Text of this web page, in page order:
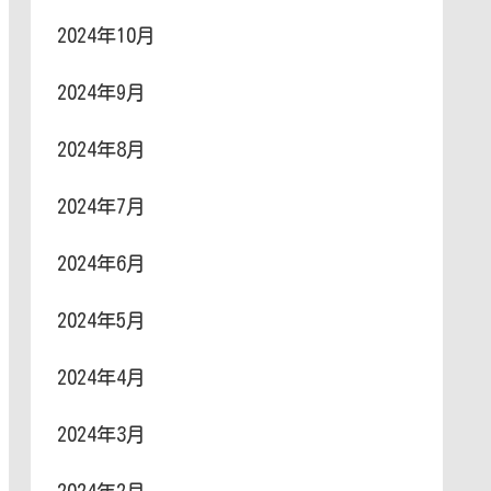
2024年10月
2024年9月
2024年8月
2024年7月
2024年6月
2024年5月
2024年4月
2024年3月